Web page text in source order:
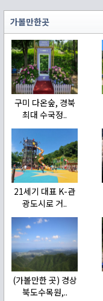
가볼만한곳
구미 다온숲, 경북
최대 수국정..
21세기 대표 K-관
광도시로 거..
(가볼만한 곳) 경상
북도수목원,..